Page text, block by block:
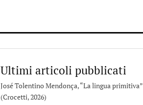
Ultimi articoli pubblicati
José Tolentino Mendonça, “La lingua primitiva”
(Crocetti, 2026)